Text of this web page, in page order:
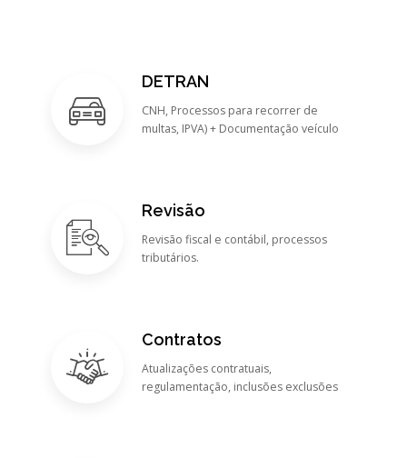
DETRAN
CNH, Processos para recorrer de
multas, IPVA) + Documentação veículo
Revisão
Revisão fiscal e contábil, processos
tributários.
Contratos
Atualizações contratuais,
regulamentação, inclusões exclusões